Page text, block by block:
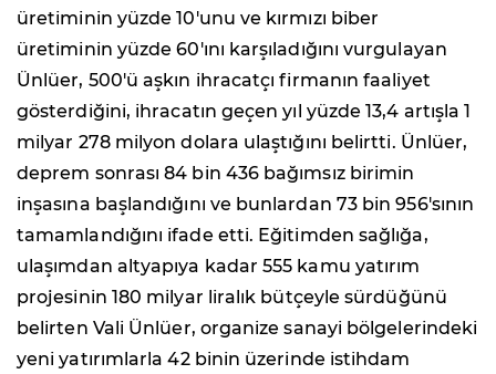
üretiminin yüzde 10'unu ve kırmızı biber
üretiminin yüzde 60'ını karşıladığını vurgulayan
Ünlüer, 500'ü aşkın ihracatçı firmanın faaliyet
gösterdiğini, ihracatın geçen yıl yüzde 13,4 artışla 1
milyar 278 milyon dolara ulaştığını belirtti. Ünlüer,
deprem sonrası 84 bin 436 bağımsız birimin
inşasına başlandığını ve bunlardan 73 bin 956'sının
tamamlandığını ifade etti. Eğitimden sağlığa,
ulaşımdan altyapıya kadar 555 kamu yatırım
projesinin 180 milyar liralık bütçeyle sürdüğünü
belirten Vali Ünlüer, organize sanayi bölgelerindeki
yeni yatırımlarla 42 binin üzerinde istihdam